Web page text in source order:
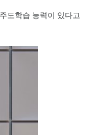
도학습 능력이 있다고